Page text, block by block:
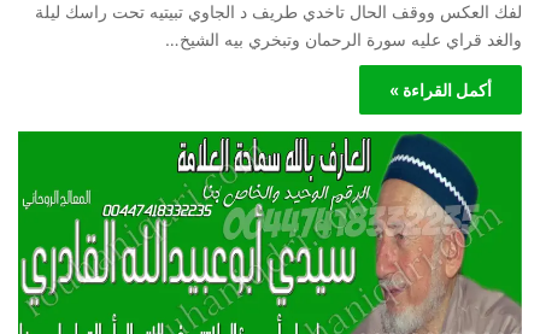
لفك العكس ووقف الحال تاخدي طريف د الجاوي تبيتيه تحت راسك ليلة
والغد قراي عليه سورة الرحمان وتبخري بيه الشيخ…
أكمل القراءة »